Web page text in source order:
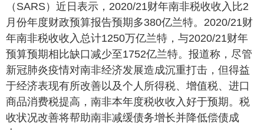
（SARS）近日表示，2020/21财年南非税收收入比2
月份年度财政预算报告预期多380亿兰特。2020/21财
年南非税收收入总计1250万亿兰特，与2020/21财年
预算预期相比缺口减少至1752亿兰特。报道称，尽管
新冠肺炎疫情对南非经济发展造成沉重打击，但得益
于经济表现有所改善以及个人所得税、增值税、进口
商品消费税提高，南非本年度税收收入好于预期。税
收状况改善将帮助南非减缓债务增长并降低偿债成